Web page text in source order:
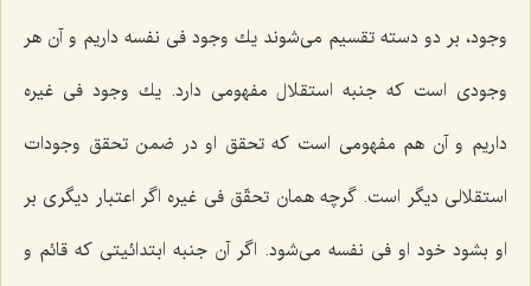
وجود، بر دو دسته تقسیم مى‌شوند یك وجود فى نفسه داریم و آن هر
وجودى است كه جنبه استقلال مفهومى دارد. یك وجود فى غیره
داریم و آن هم مفهومى است كه تحقق او در ضمن تحقق وجودات
استقلالى دیگر است. گرچه همان تحقّق فى غیره اگر اعتبار دیگرى بر
او بشود خود او فى نفسه مى‌شود. اگر آن جنبه ابتدائیتى كه قائم و